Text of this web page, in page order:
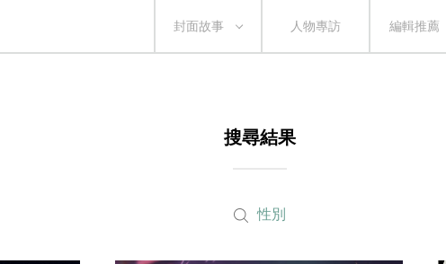
封面故事 人物專訪 編輯推薦
搜尋結果
性別